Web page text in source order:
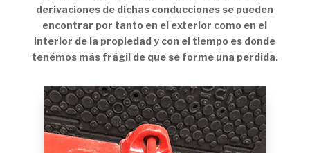
derivaciones de dichas conducciones se pueden
encontrar por tanto en el exterior como en el
interior de la propiedad y con el tiempo es donde
tenémos más frágil de que se forme una perdida.